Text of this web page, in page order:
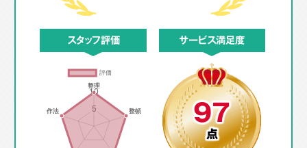
スタッフ評価 サービス満足度
97
点